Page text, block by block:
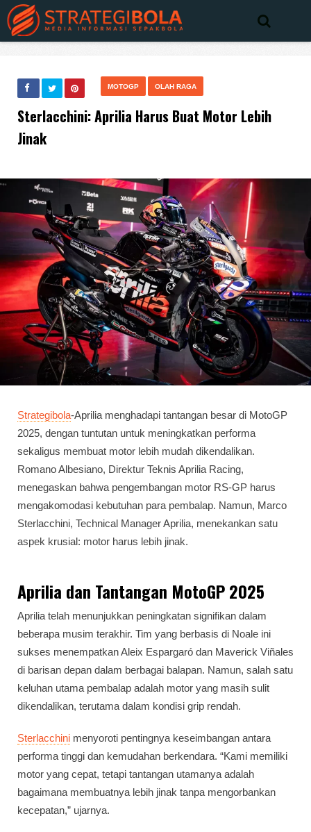
MOTOGP OLAH RAGA
Sterlacchini: Aprilia Harus Buat Motor Lebih
Jinak
Strategibola-Aprilia menghadapi tantangan besar di MotoGP
2025, dengan tuntutan untuk meningkatkan performa
sekaligus membuat motor lebih mudah dikendalikan.
Romano Albesiano, Direktur Teknis Aprilia Racing,
menegaskan bahwa pengembangan motor RS-GP harus
mengakomodasi kebutuhan para pembalap. Namun, Marco
Sterlacchini, Technical Manager Aprilia, menekankan satu
aspek krusial: motor harus lebih jinak.
Aprilia dan Tantangan MotoGP 2025
Aprilia telah menunjukkan peningkatan signifikan dalam
beberapa musim terakhir. Tim yang berbasis di Noale ini
sukses menempatkan Aleix Espargaró dan Maverick Viñales
di barisan depan dalam berbagai balapan. Namun, salah satu
keluhan utama pembalap adalah motor yang masih sulit
dikendalikan, terutama dalam kondisi grip rendah.
Sterlacchini menyoroti pentingnya keseimbangan antara
performa tinggi dan kemudahan berkendara. “Kami memiliki
motor yang cepat, tetapi tantangan utamanya adalah
bagaimana membuatnya lebih jinak tanpa mengorbankan
kecepatan,” ujarnya.